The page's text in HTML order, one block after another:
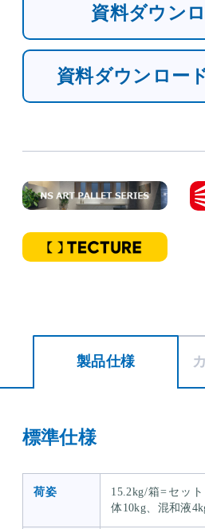
資料ダウン
資料ダウンロー
製品仕様
標準仕様
荷姿
15.2kg/箱=セッ
体10kg、混和液